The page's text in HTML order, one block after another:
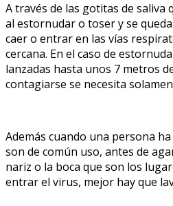
A través de las gotitas de saliva
al estornudar o toser y se
caer o entrar en las vías
cercana. En el caso de
lanzadas hasta unos 7 metros
contagiarse se necesita
Además cuando una persona
son de común uso, antes de
nariz o la boca que son los
entrar el virus, mejor hay que